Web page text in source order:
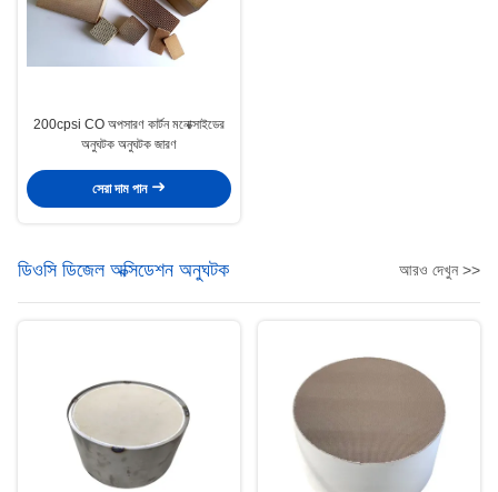
200cpsi CO অপসারণ কার্টন মনোক্সাইডের
অনুঘটক অনুঘটক জারণ
সেরা দাম পান
ডিওসি ডিজেল অক্সিডেশন অনুঘটক আরও দেখুন >>